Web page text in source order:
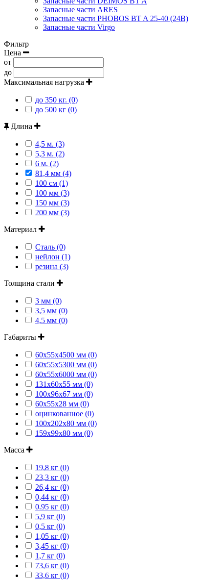
Запасные части ARES
Запасные части PHOBOS BT A 25-40 (24B)
Запасные части Virgo
Фильтр
Цена
от
до
Максимальная нагрузка
до 350 кг. (0)
до 500 кг (0)
Длина
4,5 м. (3)
5,3 м. (2)
6 м. (2)
81,4 мм (4)
100 см (1)
100 мм (3)
150 мм (3)
200 мм (3)
Материал
Сталь (0)
нейлон (1)
резина (3)
Толщина стали
3 мм (0)
3,5 мм (0)
4,5 мм (0)
Габариты
60х55х4500 мм (0)
60х55х5300 мм (0)
60х55х6000 мм (0)
131х60х55 мм (0)
100х96х67 мм (0)
60х55х28 мм (0)
оцинкованное (0)
100х202х80 мм (0)
159х99х80 мм (0)
Масса
19,8 кг (0)
23,3 кг (0)
26,4 кг (0)
0,44 кг (0)
0.95 кг (0)
5,9 кг (0)
0,5 кг (0)
1,05 кг (0)
3,45 кг (0)
1,7 кг (0)
73,6 кг (0)
33,6 кг (0)